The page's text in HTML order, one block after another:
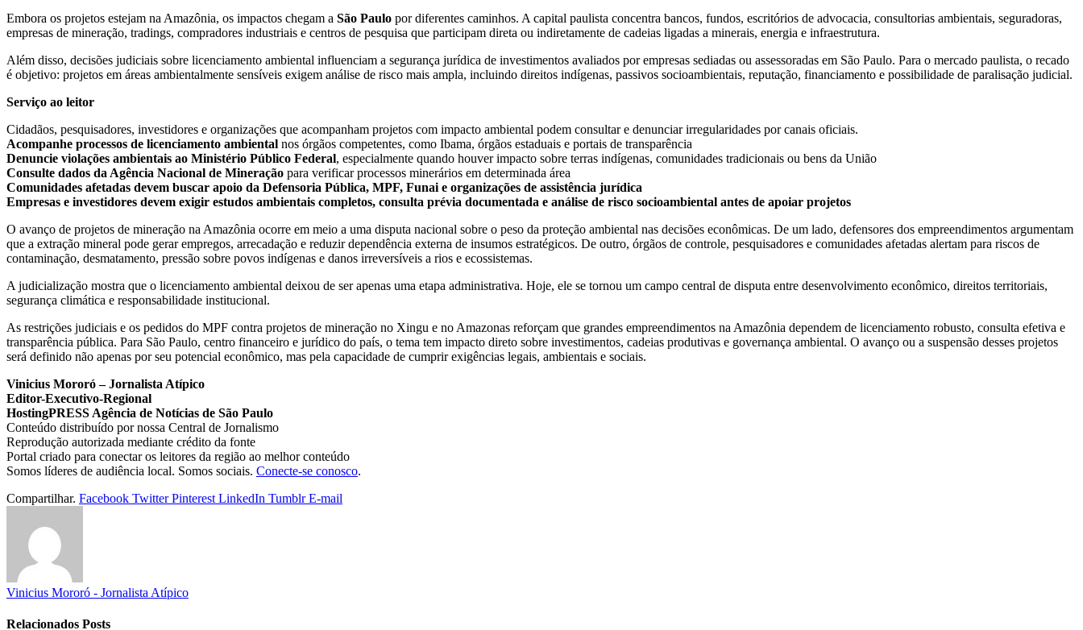
Embora os projetos estejam na Amazônia, os impactos chegam a São Paulo por diferentes caminhos. A capital paulista concentra bancos, fundos, escritórios de advocacia, consultorias ambientais, seguradoras,
empresas de mineração, tradings, compradores industriais e centros de pesquisa que participam direta ou indiretamente de cadeias ligadas a minerais, energia e infraestrutura.
Além disso, decisões judiciais sobre licenciamento ambiental influenciam a segurança jurídica de investimentos avaliados por empresas sediadas ou assessoradas em São Paulo. Para o mercado paulista, o recado
é objetivo: projetos em áreas ambientalmente sensíveis exigem análise de risco mais ampla, incluindo direitos indígenas, passivos socioambientais, reputação, financiamento e possibilidade de paralisação judicial.
Serviço ao leitor
Cidadãos, pesquisadores, investidores e organizações que acompanham projetos com impacto ambiental podem consultar e denunciar irregularidades por canais oficiais.
Acompanhe processos de licenciamento ambiental nos órgãos competentes, como Ibama, órgãos estaduais e portais de transparência
Denuncie violações ambientais ao Ministério Público Federal, especialmente quando houver impacto sobre terras indígenas, comunidades tradicionais ou bens da União
Consulte dados da Agência Nacional de Mineração para verificar processos minerários em determinada área
Comunidades afetadas devem buscar apoio da Defensoria Pública, MPF, Funai e organizações de assistência jurídica
Empresas e investidores devem exigir estudos ambientais completos, consulta prévia documentada e análise de risco socioambiental antes de apoiar projetos
O avanço de projetos de mineração na Amazônia ocorre em meio a uma disputa nacional sobre o peso da proteção ambiental nas decisões econômicas. De um lado, defensores dos empreendimentos argumentam
que a extração mineral pode gerar empregos, arrecadação e reduzir dependência externa de insumos estratégicos. De outro, órgãos de controle, pesquisadores e comunidades afetadas alertam para riscos de
contaminação, desmatamento, pressão sobre povos indígenas e danos irreversíveis a rios e ecossistemas.
A judicialização mostra que o licenciamento ambiental deixou de ser apenas uma etapa administrativa. Hoje, ele se tornou um campo central de disputa entre desenvolvimento econômico, direitos territoriais,
segurança climática e responsabilidade institucional.
As restrições judiciais e os pedidos do MPF contra projetos de mineração no Xingu e no Amazonas reforçam que grandes empreendimentos na Amazônia dependem de licenciamento robusto, consulta efetiva e
transparência pública. Para São Paulo, centro financeiro e jurídico do país, o tema tem impacto direto sobre investimentos, cadeias produtivas e governança ambiental. O avanço ou a suspensão desses projetos
será definido não apenas por seu potencial econômico, mas pela capacidade de cumprir exigências legais, ambientais e sociais.
Vinicius Mororó – Jornalista Atípico
Editor-Executivo-Regional
HostingPRESS Agência de Notícias de São Paulo
Conteúdo distribuído por nossa Central de Jornalismo
Reprodução autorizada mediante crédito da fonte
Portal criado para conectar os leitores da região ao melhor conteúdo
Somos líderes de audiência local. Somos sociais. Conecte-se conosco.
Compartilhar. Facebook Twitter Pinterest LinkedIn Tumblr E-mail
Vinicius Mororó - Jornalista Atípico
Relacionados Posts